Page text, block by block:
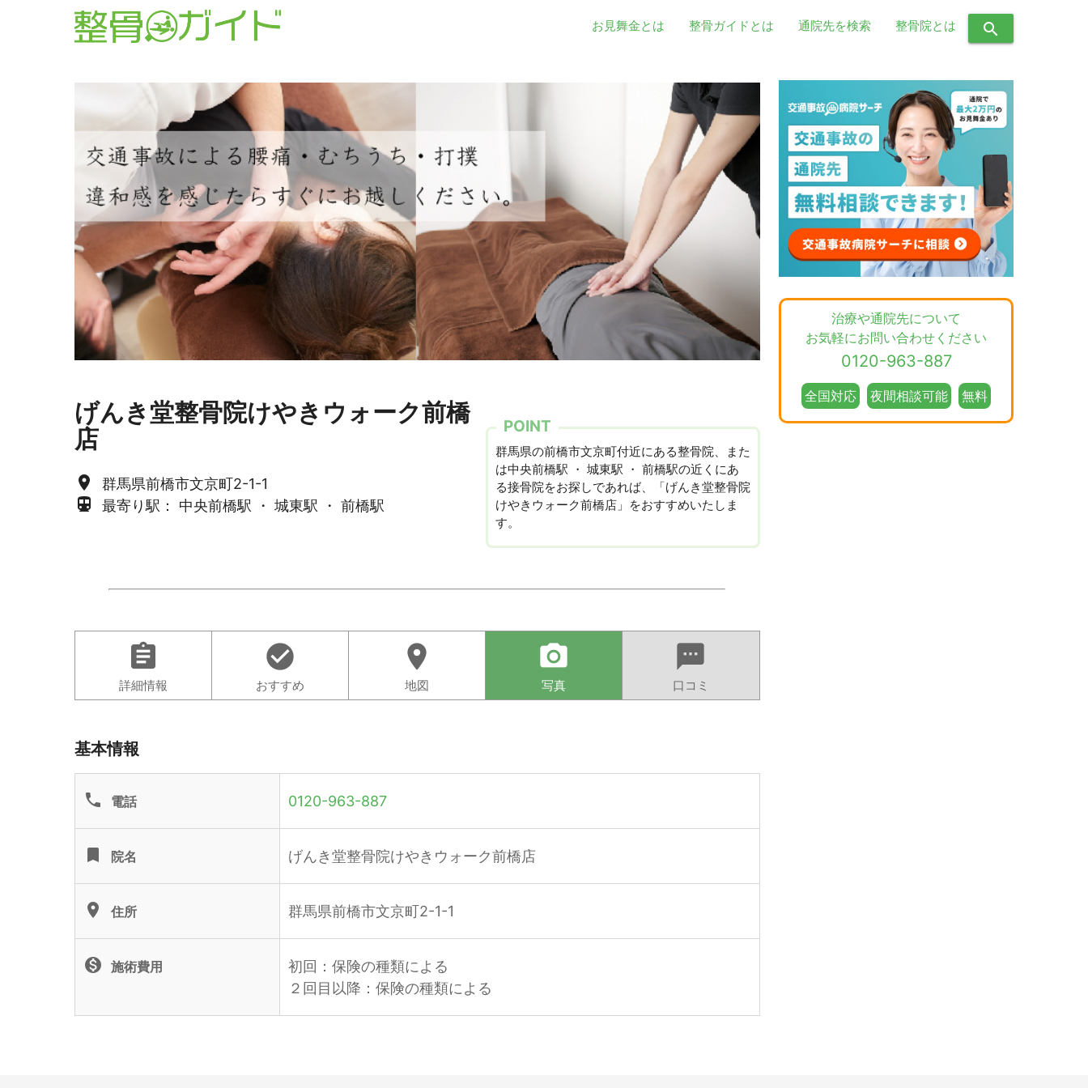
お見舞金とは 整骨ガイドとは 通院先を検索 整骨院とは search
げんき堂整骨院けやきウォーク前橋
店
place 群馬県前橋市文京町2-1-1
directions_subway 最寄り駅： 中央前橋駅 ・ 城東駅 ・ 前橋駅
POINT
群馬県の前橋市文京町付近にある整骨院、また
は中央前橋駅 ・ 城東駅 ・ 前橋駅の近くにあ
る接骨院をお探しであれば、「げんき堂整骨院
けやきウォーク前橋店」をおすすめいたしま
す。
assignment
詳細情報
check_circle
おすすめ
location_on
地図
camera_alt
写真
sms
口コミ
基本情報
phone 電話 0120-963-887
turned_in 院名 げんき堂整骨院けやきウォーク前橋店
location_on 住所 群馬県前橋市文京町2-1-1
monetization_on 施術費用
初回：保険の種類による
２回目以降：保険の種類による
治療や通院先について
お気軽にお問い合わせください
0120-963-887
全国対応 夜間相談可能 無料